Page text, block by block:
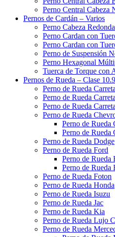
Perno Central Cabeza
Pernos de Cardán – Varios
Perno Cabeza
Perno Cardan con
Perno Cardan con
Perno de Suspensión
Perno Hexagonal
Tuerca de Torque con
Pernos de Rueda – Clase 10.9
Perno de Rueda
Perno de Rueda
Perno de Rueda
Perno de Rueda
Perno de Rueda
Perno de Rueda
Perno de Rueda Dodge
Perno de Rueda Ford
Perno de Rueda
Perno de Rueda
Perno de Rueda Foton
Perno de Rueda Honda
Perno de Rueda Isuzu
Perno de Rueda Jac
Perno de Rueda Kia
Perno de Rueda Lujo
Perno de Rueda